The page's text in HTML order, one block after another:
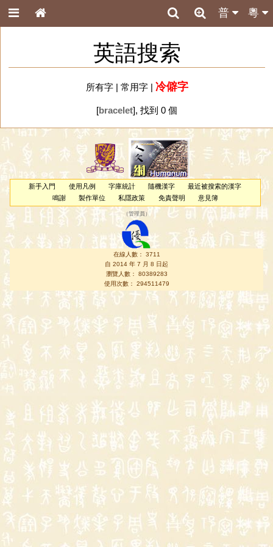
粵
普
英語搜索
所有字| 常用字| 冷僻字
[bracelet], 找到 0 個
新手入門 使用凡例 字庫統計 隨機漢字
最近被搜索的漢字
鳴謝
製作單位 私隱政策 免責聲明 意見簿
（管理員 ）
在線人數： 3711
自 2014 年 7 月 8 日起
瀏覽人數： 80389283
使用次數： 294511479